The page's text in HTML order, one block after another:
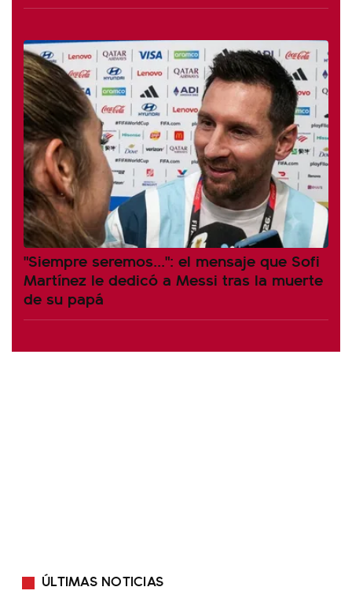
"Siempre seremos...": el mensaje que Sofi
Martínez le dedicó a Messi tras la muerte
de su papá
ÚLTIMAS NOTICIAS